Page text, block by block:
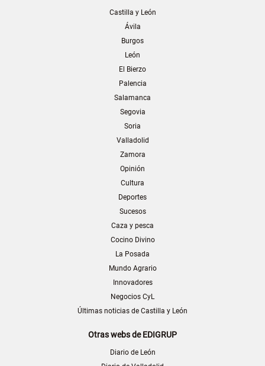
Castilla y León
Ávila
Burgos
León
El Bierzo
Palencia
Salamanca
Segovia
Soria
Valladolid
Zamora
Opinión
Cultura
Deportes
Sucesos
Caza y pesca
Cocino Divino
La Posada
Mundo Agrario
Innovadores
Negocios CyL
Últimas noticias de Castilla y León
Otras webs de EDIGRUP
Diario de León